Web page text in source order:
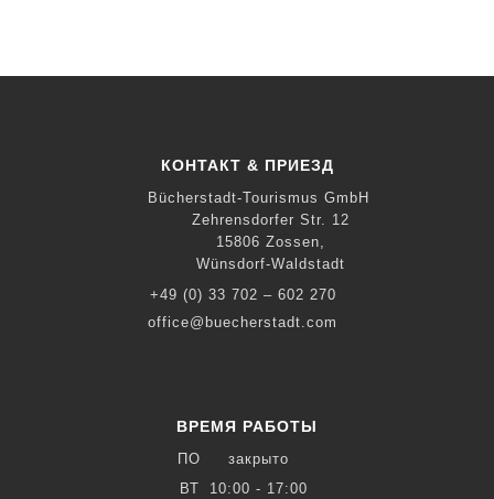
КОНТАКТ & ПРИЕЗД
Bücherstadt-Tourismus GmbH
Zehrensdorfer Str. 12
15806 Zossen,
Wünsdorf-Waldstadt
+49 (0) 33 702 – 602 270
office@buecherstadt.com
ВРЕМЯ РАБОТЫ
ПО
закрыто
ВТ
10:00 - 17:00